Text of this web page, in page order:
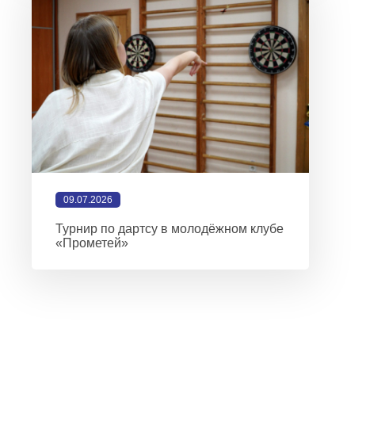
09.07.2026
Турнир по дартсу в молодёжном клубе
«Прометей»